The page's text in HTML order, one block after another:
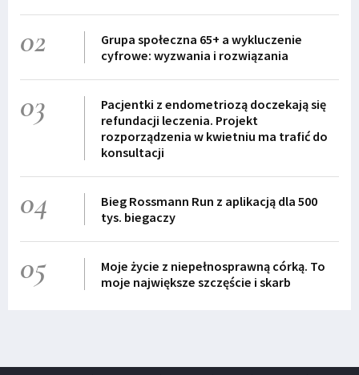
02
Grupa społeczna 65+ a wykluczenie
cyfrowe: wyzwania i rozwiązania
03
Pacjentki z endometriozą doczekają się
refundacji leczenia. Projekt
rozporządzenia w kwietniu ma trafić do
konsultacji
04
Bieg Rossmann Run z aplikacją dla 500
tys. biegaczy
05
Moje życie z niepełnosprawną córką. To
moje największe szczęście i skarb